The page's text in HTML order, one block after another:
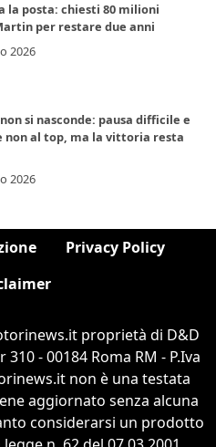
la posta: chiesti 80 milioni
per restare due anni
2026
si nasconde: pausa difficile e
non al top, ma la vittoria resta
2026
Privacy Policy
proprietà di D&D
- 00184 Roma RM - P.Iva
non è una testata
aggiornato senza alcuna
considerarsi un prodotto